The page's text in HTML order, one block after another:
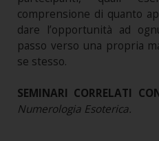
comprensione di quanto
dare l’opportunità ad
passo verso una propria
se stesso.
SEMINARI CORRELATI
Numerologia Esoterica.